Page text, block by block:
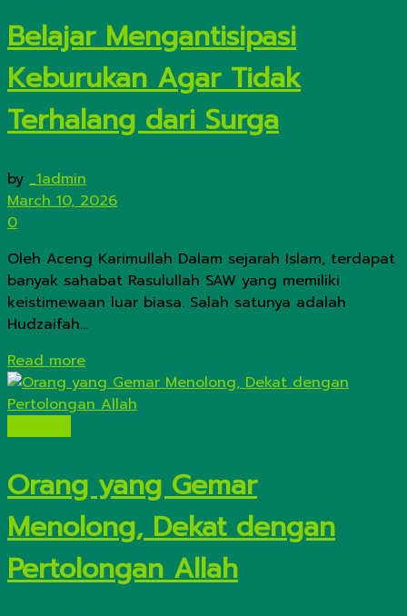
Belajar Mengantisipasi
Keburukan Agar Tidak
Terhalang dari Surga
by _1admin
March 10, 2026
0
Oleh Aceng Karimullah Dalam sejarah Islam, terdapat
banyak sahabat Rasulullah SAW yang memiliki
keistimewaan luar biasa. Salah satunya adalah
Hudzaifah...
Read moreDetails
Orang yang Gemar
Menolong, Dekat dengan
Pertolongan Allah